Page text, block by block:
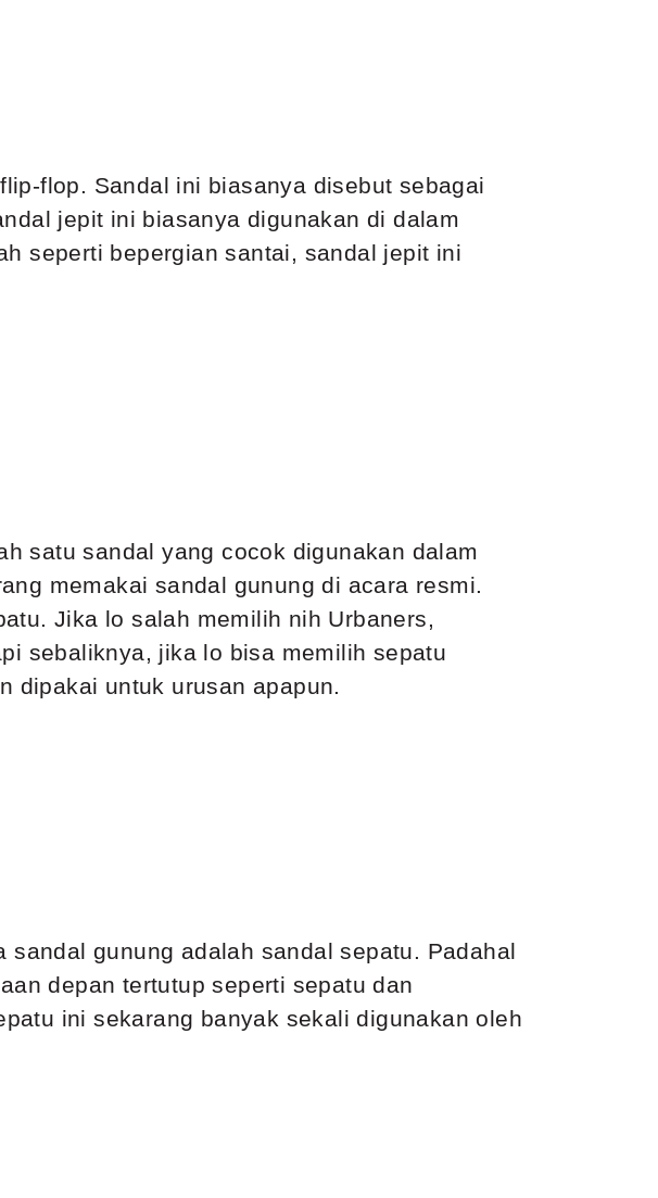
flop. Sandal ini biasanya disebut sebagai
jepit ini biasanya digunakan di dalam
seperti bepergian santai, sandal jepit ini
satu sandal yang cocok digunakan dalam
memakai sandal gunung di acara resmi.
Jika lo salah memilih nih Urbaners,
sebaliknya, jika lo bisa memilih sepatu
dipakai untuk urusan apapun.
gunung adalah sandal sepatu. Padahal
depan tertutup seperti sepatu dan
ini sekarang banyak sekali digunakan oleh